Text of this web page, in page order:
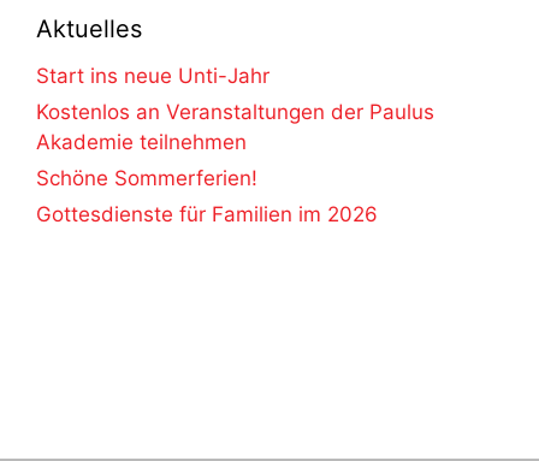
Aktuelles
Start ins neue Unti-Jahr
Kostenlos an Veranstaltungen der Paulus
Akademie teilnehmen
Schöne Sommerferien!
Gottesdienste für Familien im 2026